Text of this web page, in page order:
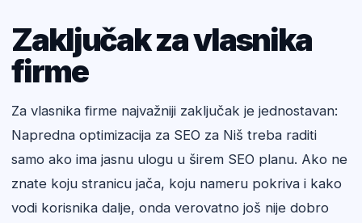
Zaključak za vlasnika
firme
Za vlasnika firme najvažniji zaključak je jednostavan:
Napredna optimizacija za SEO za Niš treba raditi
samo ako ima jasnu ulogu u širem SEO planu. Ako ne
znate koju stranicu jača, koju nameru pokriva i kako
vodi korisnika dalje, onda verovatno još nije dobro